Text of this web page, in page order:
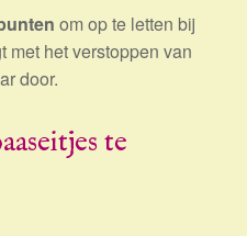
om op te letten bij
met het verstoppen van
door.
te